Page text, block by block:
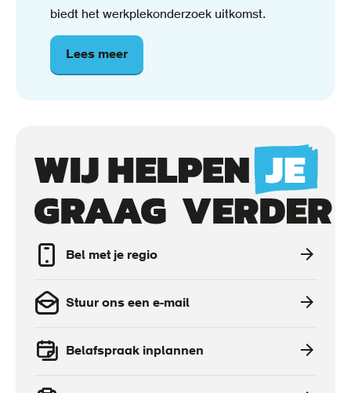
biedt het werkplekonderzoek uitkomst.
Lees meer
over
Werkplekonderzoek
Call
to
actions
Bel met je regio
Stuur ons een e-mail
Belafspraak inplannen